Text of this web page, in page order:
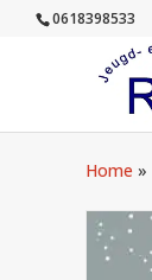
0618398533
Home »